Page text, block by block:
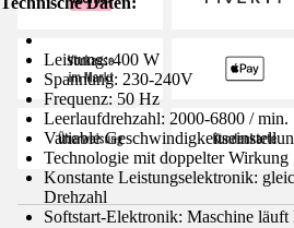
Leistung: 400 W
Spannung: 230-240V
Frequenz: 50 Hz
Leerlaufdrehzahl: 2000-6800 / min.
Variable
Technologie mit doppelter Wirkung
Konstante Leistungselektronik:
Drehzahl
Softstart-Elektronik: Maschine läuft